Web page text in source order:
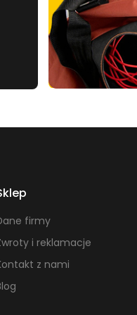
i liczbę przegródek.
ale jednocześnie
porządek i efektywność.
dla uczniów i
firmy
i reklamacje
z nami